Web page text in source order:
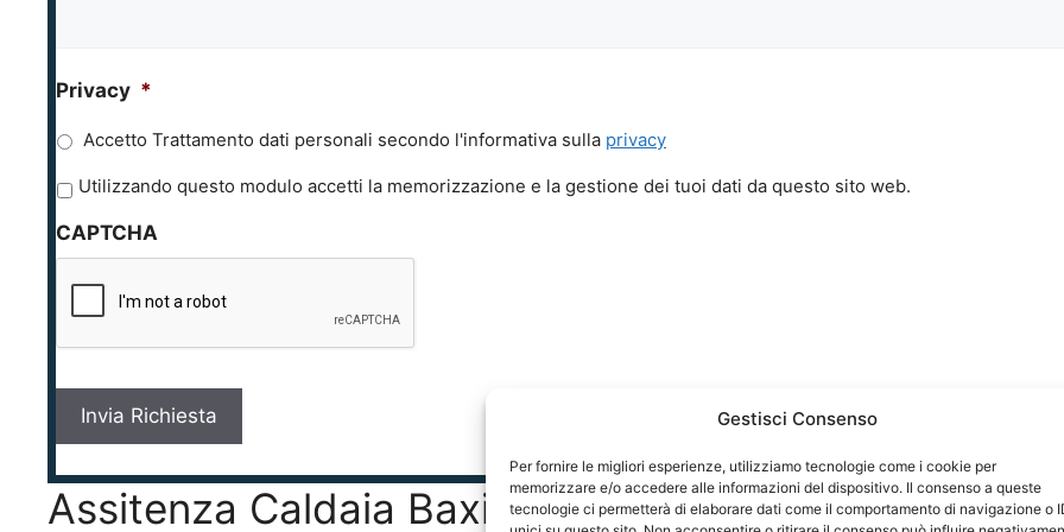
Gestisci Consenso
Per fornire le migliori esperienze, utilizziamo tecnologie come i cookie per
memorizzare e/o accedere alle informazioni del dispositivo. Il consenso a queste
tecnologie ci permetterà di elaborare dati come il comportamento di navigazione o
Privacy *
Accetto Trattamento dati personali secondo l'informativa sulla privacy
P
i
v
y
Utilizzando questo modulo accetti la memorizzazione e la gestione dei tuoi dati da questo sito web.
CAPTCHA
Assitenza Caldaia Baxi